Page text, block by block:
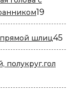
19
прямой шлиц45
полукруг.гол